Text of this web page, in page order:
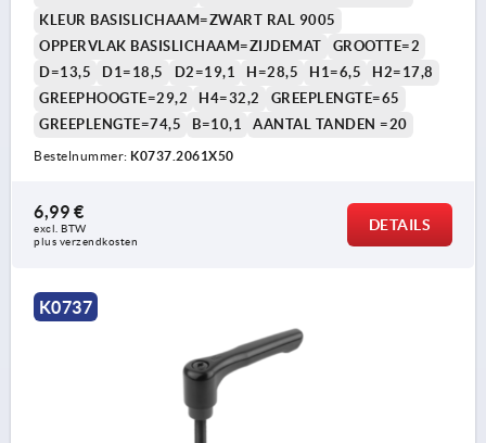
KLEUR BASISLICHAAM=ZWART RAL 9005
OPPERVLAK BASISLICHAAM=ZIJDEMAT
GROOTTE=2
D=13,5
D1=18,5 D2=19,1 H=28,5 H1=6,5
H2=17,8
GREEPHOOGTE=29,2
H4=32,2
GREEPLENGTE=65
GREEPLENGTE=74,5
B=10,1 AANTAL TANDEN =20
Bestelnummer: K0737.2061X50
6,99 €
excl. BTW
plus verzendkosten
DETAILS
K0737